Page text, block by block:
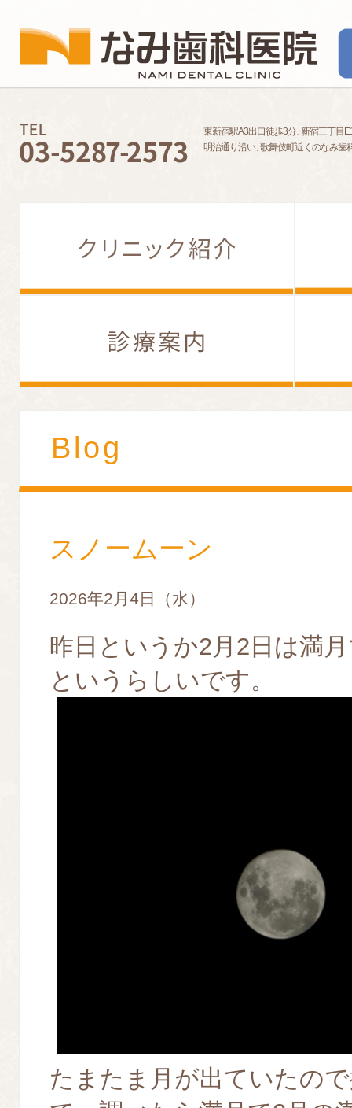
東新宿駅A3出口徒歩3分、 新宿三丁目
明治通り沿い、 歌舞伎町近くのなみ歯
Blog
スノームーン
2026年2月4日（水）
昨日というか2月2日は満
というらしいです。
たまたま月が出ていたの